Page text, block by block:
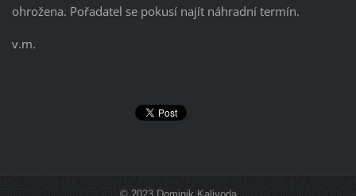
ohrožena. Pořadatel se pokusí najít náhradní termín.
v.m.